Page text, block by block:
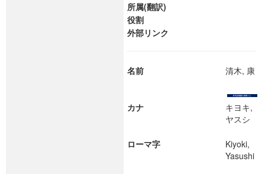
所属(翻訳)
役割
外部リンク
名前 清木, 康
カナ
キヨキ,
ヤスシ
ローマ字
Kiyoki,
Yasushi